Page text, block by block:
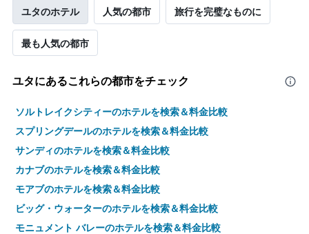
ユタのホテル 人気の都市 旅行を完璧なものに
最も人気の都市
ユタ​にあるこれらの都市をチェック
ソルトレイクシティーのホテルを検索＆料金比較
スプリングデールのホテルを検索＆料金比較
サンディのホテルを検索＆料金比較
カナブのホテルを検索＆料金比較
モアブのホテルを検索＆料金比較
ビッグ・ウォーターのホテルを検索＆料金比較
モニュメント バレーのホテルを検索＆料金比較